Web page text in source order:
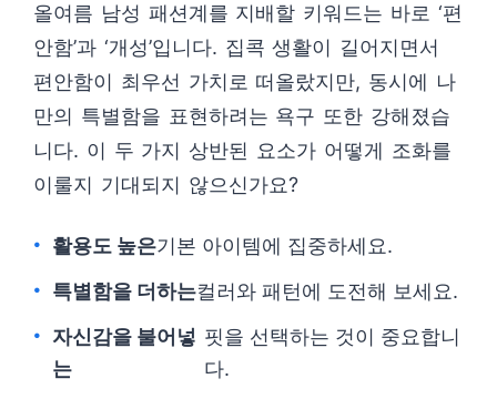
올여름 남성 패션계를 지배할 키워드는 바로 ‘편
안함’과 ‘개성’입니다. 집콕 생활이 길어지면서
편안함이 최우선 가치로 떠올랐지만, 동시에 나
만의 특별함을 표현하려는 욕구 또한 강해졌습
니다. 이 두 가지 상반된 요소가 어떻게 조화를
이룰지 기대되지 않으신가요?
활용도 높은기본 아이템에 집중하세요.
특별함을 더하는컬러와 패턴에 도전해 보세요.
자신감을 불어넣
는
핏을 선택하는 것이 중요합니
다.